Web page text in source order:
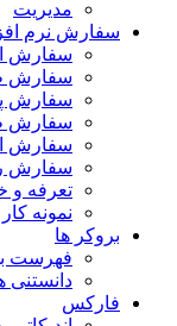
مدیریت
سفارش نرم
سفارش
سفارش
سفارش
سفارش
سفارش
سفارش
تعرفه و
نمونه
بروکر ها
فهرست
دانستنی
فارکس